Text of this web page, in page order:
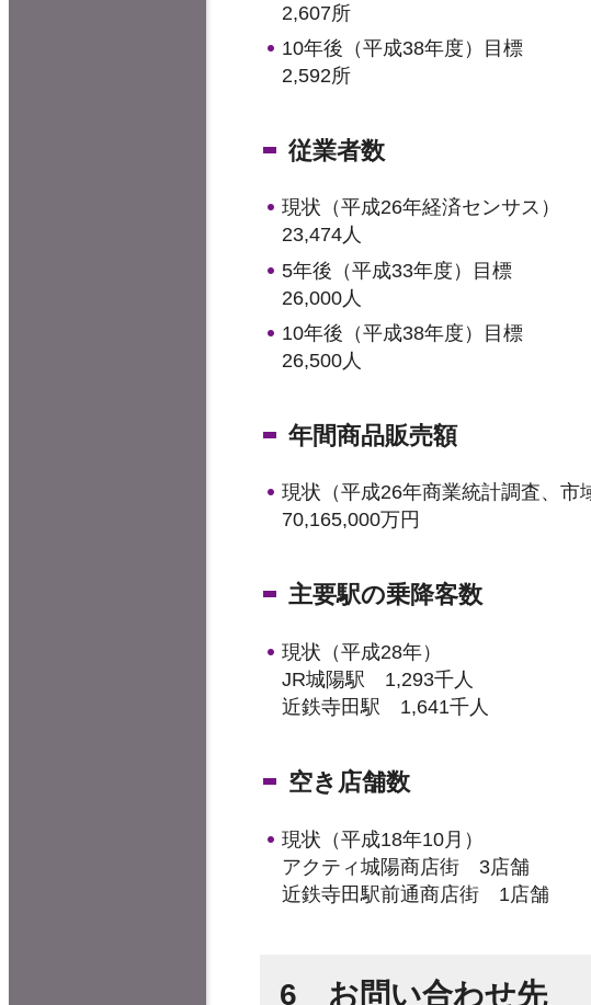
2,607所
10年後（平成38年度）目標
2,592所
従業者数
現状（平成26年経済センサス）
23,474人
5年後（平成33年度）目標
26,000人
10年後（平成38年度）目標
26,500人
年間商品販売額
現状（平成26年商業統計調査、市
70,165,000万円
主要駅の乗降客数
現状（平成28年）
JR城陽駅 1,293千人
近鉄寺田駅 1,641千人
空き店舗数
現状（平成18年10月）
アクティ城陽商店街 3店舗
近鉄寺田駅前通商店街 1店舗
6 お問い合わせ先